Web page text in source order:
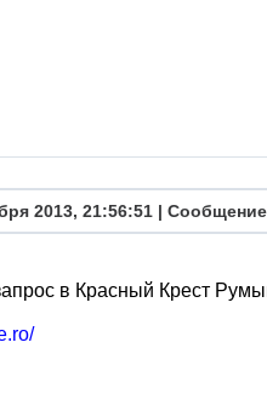
2013, 21:56:51 |
в Красный Крест